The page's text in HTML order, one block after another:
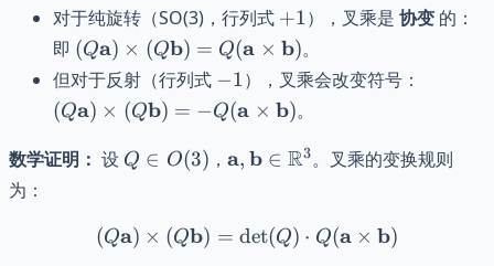
对于纯旋转（SO(3)，行列式 +1
+1），叉乘是 协变 的：
即 (Q\mathbf{a})
\times
(Q\mathbf{b})
= Q
(\mathbf{a}
\times
(Qa) × (Qb) = Q(a × b)。
但对于反射（行列式 -1
−1），叉乘会改变符号：
= -Q
(Qa) × (Qb) = −Q(a × b)。
数学证明： 设 Q
Q ∈ O(3) ，\mathbf{a},
\mathbb{R}^3
a, b ∈ R3。叉乘的变换规则
为：
(Q\mathbf{a}) \times
(Qa) × (Qb) = det(Q) ⋅ Q(a × b)